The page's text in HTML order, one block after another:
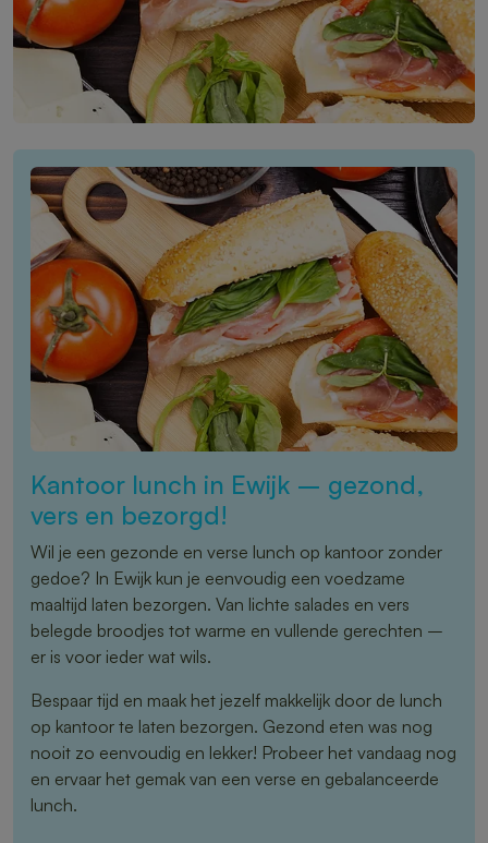
Kantoor lunch in Ewijk – gezond,
vers en bezorgd!
Wil je een gezonde en verse lunch op kantoor zonder
gedoe? In Ewijk kun je eenvoudig een voedzame
maaltijd laten bezorgen. Van lichte salades en vers
belegde broodjes tot warme en vullende gerechten –
er is voor ieder wat wils.
Bespaar tijd en maak het jezelf makkelijk door de lunch
op kantoor te laten bezorgen. Gezond eten was nog
nooit zo eenvoudig en lekker! Probeer het vandaag nog
en ervaar het gemak van een verse en gebalanceerde
lunch.